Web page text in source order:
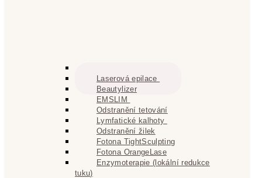
Laserová epilace
Beautylizer
EMSLIM
Odstranění tetování
Lymfatické kalhoty
Odstranění žilek
Fotona TightSculpting
Fotona OrangeLase
Enzymoterapie (lokální redukce
tuku)